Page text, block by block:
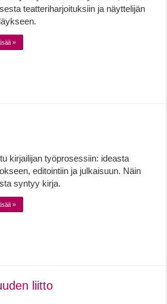
teatteriharjoituksiin ja näyttelijän
»
kirjailijan työprosessiin: ideasta
editointiin ja julkaisuun. Näin
syntyy kirja.
»
liitto